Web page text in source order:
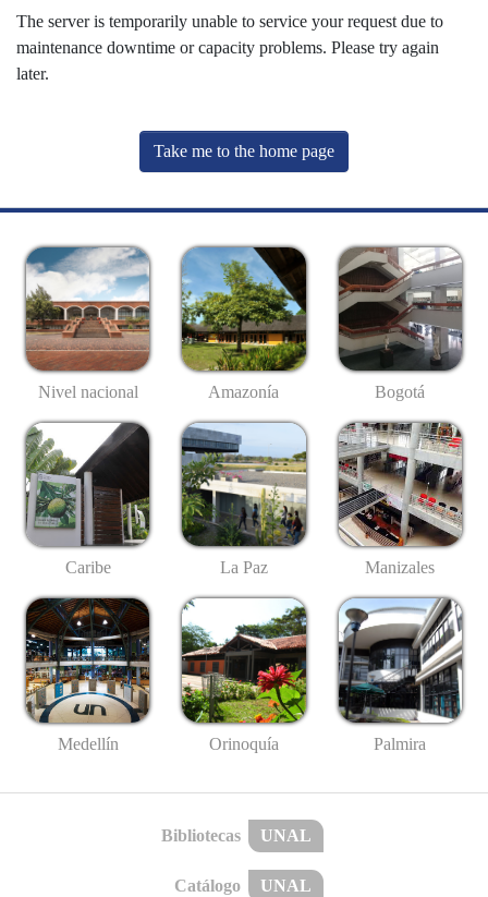
The server is temporarily unable to service your request due to
maintenance downtime or capacity problems. Please try again
later.
Take me to the home page
Nivel nacional Amazonía Bogotá
Caribe La Paz Manizales
Medellín Orinoquía Palmira
Bibliotecas UNAL
Catálogo UNAL